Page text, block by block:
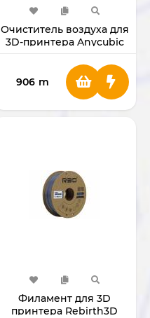
Очиститель воздуха для
3D-принтера Anycubic
906 m
Филамент для 3D
принтера Rebirth3D